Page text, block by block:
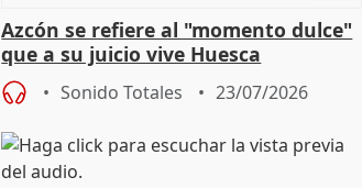
Azcón se refiere al "momento dulce"
que a su juicio vive Huesca
Sonido Totales 23/07/2026